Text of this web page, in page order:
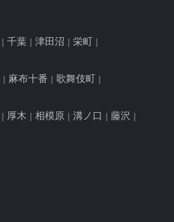
千葉 津田沼 栄町
麻布十番 歌舞伎町
厚木 相模原 溝ノ口 藤沢